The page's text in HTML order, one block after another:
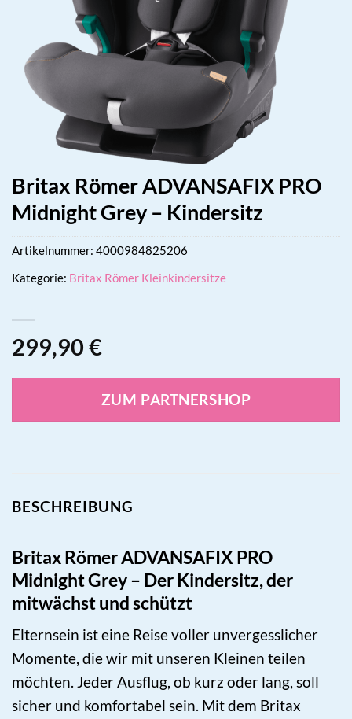
Britax Römer ADVANSAFIX PRO
Midnight Grey – Kindersitz
299,90 €
ZUM PARTNERSHOP
Artikelnummer: 4000984825206
Kategorie: Britax Römer Kleinkindersitze
BESCHREIBUNG
Britax Römer ADVANSAFIX PRO
Midnight Grey – Der Kindersitz, der
mitwächst und schützt
Elternsein ist eine Reise voller unvergesslicher
Momente, die wir mit unseren Kleinen teilen
möchten. Jeder Ausflug, ob kurz oder lang, soll
sicher und komfortabel sein. Mit dem Britax